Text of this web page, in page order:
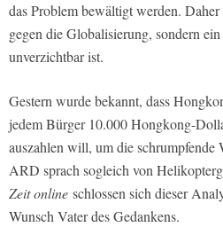
das Problem bewältigt werden.
gegen die Globalisierung, sondern
unverzichtbar ist.
Gestern wurde bekannt, dass
jedem Bürger 10.000 Hongkong-
auszahlen will, um die
ARD sprach sogleich von
Zeit online schlossen sich dieser
Wunsch Vater des Gedankens.